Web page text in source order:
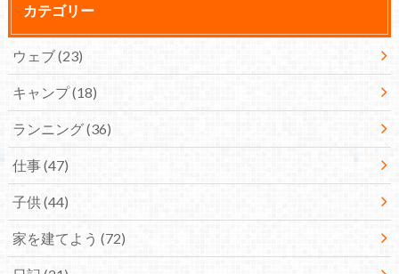
カテゴリー
ウェブ(23)
キャンプ(18)
ランニング(36)
仕事(47)
子供(44)
家を建てよう (72)